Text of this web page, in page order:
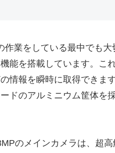
作業をしている最中でも
能を搭載しています。こ
情報を瞬時に取得できま
ドのアルミニウム筐体を
のメインカメラは、超